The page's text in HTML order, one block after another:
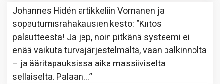
Johannes Hidén artikkeliinVornanen ja
sopeutumisrahakausien kesto: “Kiitos
palautteesta! Ja jep, noin pitkänä systeemi ei
enää vaikuta turvajärjestelmältä, vaan palkinnolta
– ja ääritapauksissa aika massiiviselta
sellaiselta. Palaan…”